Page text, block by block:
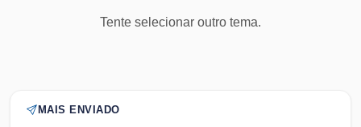
Tente selecionar outro tema.
MAIS ENVIADO